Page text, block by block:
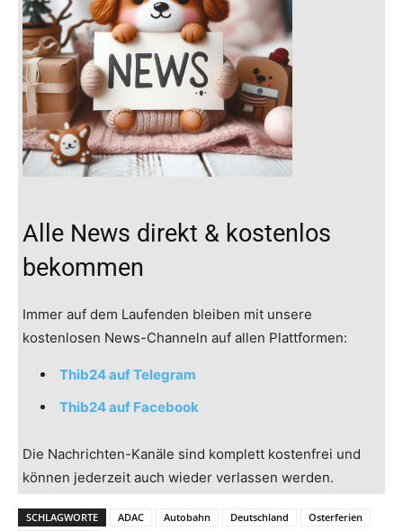
Alle News direkt & kostenlos
bekommen
Immer auf dem Laufenden bleiben mit unsere
kostenlosen News-Channeln auf allen Plattformen:
Thib24 auf Telegram
Thib24 auf Facebook
Die Nachrichten-Kanäle sind komplett kostenfrei und
können jederzeit auch wieder verlassen werden.
SCHLAGWORTE ADAC Autobahn Deutschland
Osterferien